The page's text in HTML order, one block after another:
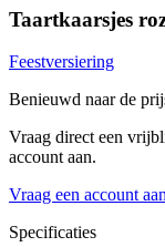
Taartkaarsjes
Feestversiering
Benieuwd naar de
Vraag direct een
account aan.
Vraag een account
Specificaties